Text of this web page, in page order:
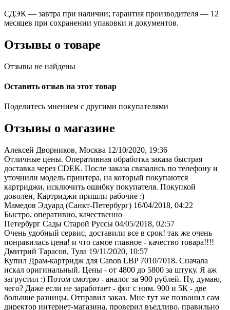
СДЭК — завтра при наличии; гарантия производителя — 12
месяцев при сохранении упаковки и документов.
Отзывы о товаре
Отзывы не найдены
Оставить отзыв на этот товар
Поделитесь мнением с другими покупателями
Отзывы о магазине
Алексей Дворников, Москва 12/10/2020, 19:36
Отличные цены. Оперативная обработка заказа быстрая
доставка через CDEK. После заказа связались по телефону и
уточнили модель принтера, на который покупаются
картриджи, исключить ошибку покупателя. Покупкой
доволен, Картриджи пришли рабочие :)
Мамедов Эдуард (Санкт-Петербург) 16/04/2018, 04:22
Быстро, оперативно, качественно
Петербург Сады Старой Руссы 04/05/2018, 02:57
Очень удобный сервис, доставили все в срок! так же очень
понравилась цена! и что самое главное - качество товара!!!!
Дмитрий Тарасов, Тула 19/11/2020, 10:57
Купил Драм-картридж для Canon LBP 7010/7018. Сначала
искал оригинальный. Цены - от 4800 до 5800 за штуку. Я аж
загрустил :) Потом смотрю - аналог за 900 рублей. Ну, думаю,
чего? Даже если не заработает - фиг с ним. 900 и 5К - две
большие разницы. Отправил заказ. Мне тут же позвонил сам
директор интернет-магазина, проверил въедливо, правильно